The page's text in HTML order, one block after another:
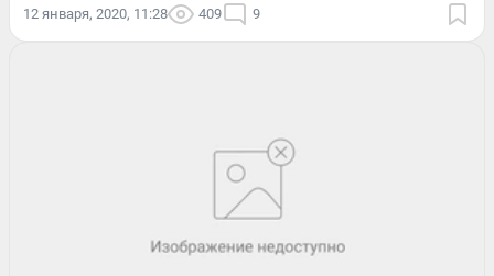
12 января, 2020, 11:28 409 9